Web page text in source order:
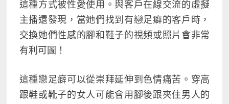
這種方式被性愛使用。與客戶在線交流的虛擬
主播還發現，當她們找到有戀足癖的客戶時，
交換她們性感的腳和鞋子的視頻或照片會非常
有利可圖！
這種戀足癖可以從崇拜延伸到色情痛苦。穿高
跟鞋或靴子的女人可能會用腳後跟夾住男人的